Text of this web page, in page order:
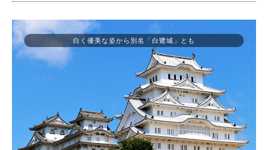
白く優美な姿から別名「白鷺城」とも